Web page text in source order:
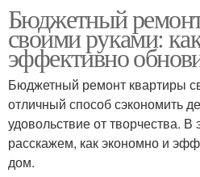
Бюджетный
своими руками:
эффективно
Бюджетный ремонт квартиры
отличный способ сэкономить
удовольствие от творчества. В
расскажем, как экономно и
дом.